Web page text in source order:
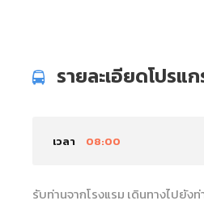
รายละเอียดโปรแ
เวลา 08:00
รับท่านจากโรงแรม เดินทางไปยัง